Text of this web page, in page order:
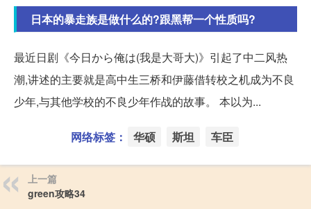
日本的暴走族是做什么的?跟黑帮一个性质吗?
最近日剧《今日から俺は(我是大哥大)》引起了中二风热
潮,讲述的主要就是高中生三桥和伊藤借转校之机成为不良
少年,与其他学校的不良少年作战的故事。 本以为...
网络标签： 华硕 斯坦 车臣
上一篇
green攻略34